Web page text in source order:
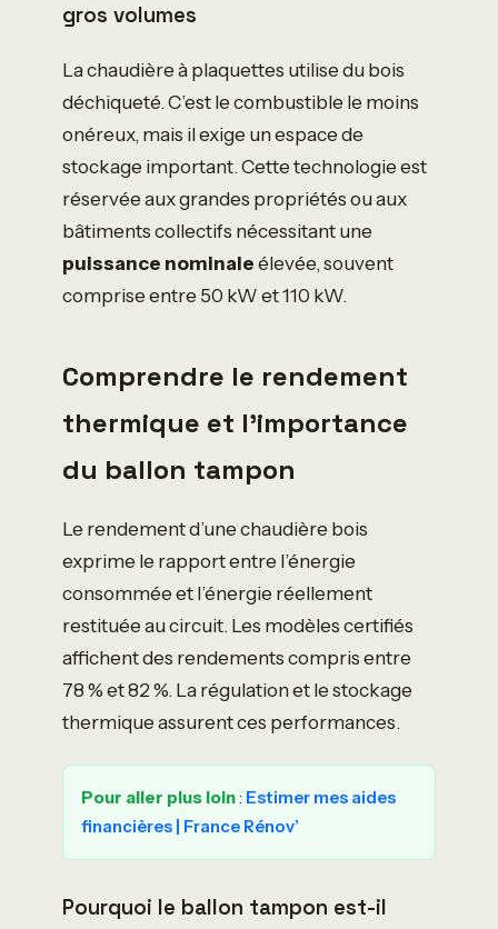
gros volumes
La chaudière à plaquettes utilise du bois
déchiqueté. C’est le combustible le moins
onéreux, mais il exige un espace de
stockage important. Cette technologie est
réservée aux grandes propriétés ou aux
bâtiments collectifs nécessitant une
puissance nominaleélevée, souvent
comprise entre 50 kW et 110 kW.
Comprendre le rendement
thermique et l’importance
du ballon tampon
Le rendement d’une chaudière bois
exprime le rapport entre l’énergie
consommée et l’énergie réellement
restituée au circuit. Les modèles certifiés
affichent des rendements compris entre
78 % et 82 %. La régulation et le stockage
thermique assurent ces performances.
Pour aller plus loin: Estimer mes aides
financières | France Rénov’
Pourquoi le ballon tampon est-il